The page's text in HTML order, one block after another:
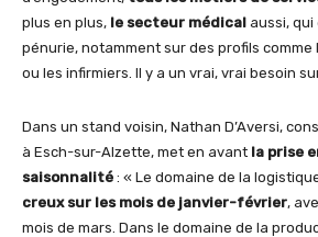
plus en plus, le secteur médical aussi, qui
pénurie, notamment sur des profils
ou les infirmiers. Il y a un vrai, vrai besoin
Dans un stand voisin, Nathan D’Aversi,
à Esch-sur-Alzette, met en avant la prise
saisonnalité : « Le domaine de la
creux sur les mois de janvier-février,
mois de mars. Dans le domaine de la